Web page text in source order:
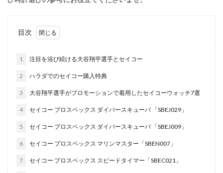
目次
1 注目を浴び続ける大谷翔平選手とセイコー
2 ハラダでのセイコー購入特典
3 大谷翔平選手がプロモーションで着用したセイコーウォッチ7選
4 セイコー プロスペックス ダイバースキューバ 「SBEJ029」
5 セイコー プロスペックス ダイバースキューバ 「SBEJ009」
6 セイコー プロスペックス マリンマスター「SBEN007」
7 セイコー プロスペックス スピードタイマー「SBEC021」